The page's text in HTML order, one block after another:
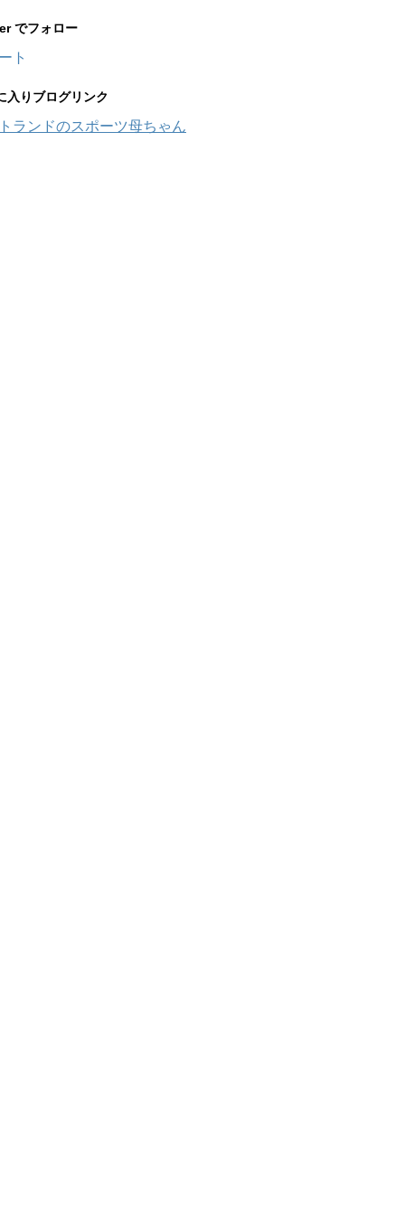
でフォロー
ト
入りブログリンク
ランドのスポーツ母ちゃん